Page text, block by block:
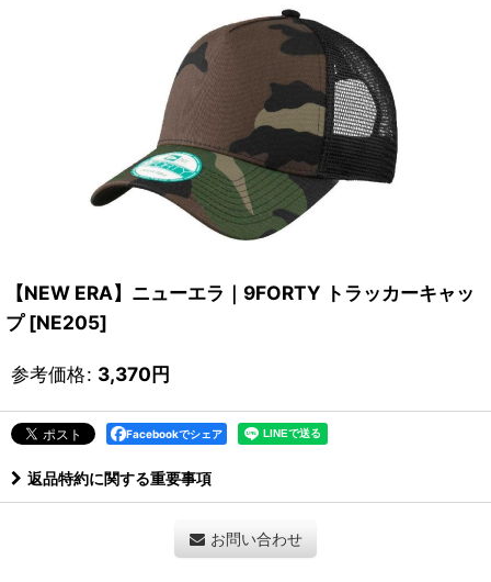
【NEW ERA】ニューエラ｜9FORTY トラッカーキャッ
プ [NE205]
参考価格: 3,370円
Facebookでシェア
返品特約に関する重要事項
お問い合わせ